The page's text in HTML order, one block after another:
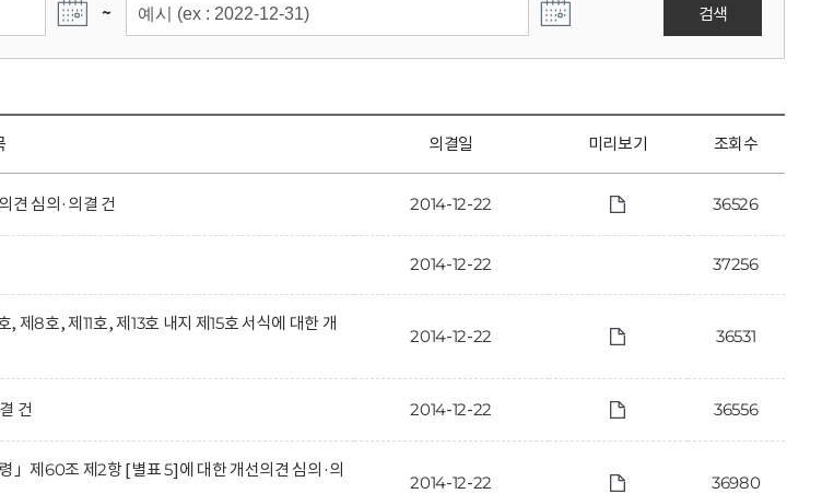
~ 검색
의결일 미리보기 조회수
견 심의·의결 건 2014-12-22 36526
2014-12-22 37256
제8호, 제11호, 제13호 내지 제15호 서식에 대한 개
2014-12-22 36531
건 2014-12-22 36556
」제60조 제2항 [별표 5]에 대한 개선의견 심의·의
2014-12-22 36980